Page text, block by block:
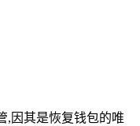
,因其是恢复钱包的唯